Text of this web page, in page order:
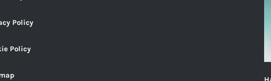
Policy
Policy